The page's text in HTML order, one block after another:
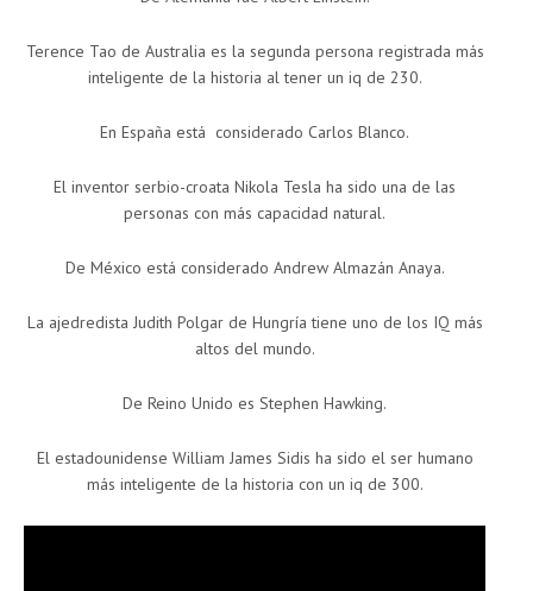
Terence Tao de Australia es la segunda persona registrada más
inteligente de la historia al tener un iq de 230.
En España está considerado Carlos Blanco.
El inventor serbio-croata Nikola Tesla ha sido una de las
personas con más capacidad natural.
De México está considerado Andrew Almazán Anaya.
La ajedredista Judith Polgar de Hungría tiene uno de los IQ más
altos del mundo.
De Reino Unido es Stephen Hawking.
El estadounidense William James Sidis ha sido el ser humano
más inteligente de la historia con un iq de 300.